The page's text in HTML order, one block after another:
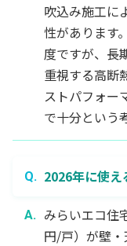
吹込み施工に
性があります
度ですが、長
重視する高断
ストパフォー
で十分という
2026年に使え
みらいエコ住
円/戸）が壁